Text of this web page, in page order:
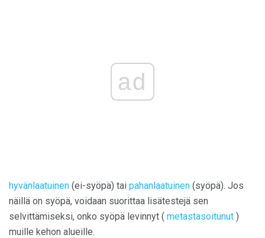
ad
hyvänlaatuinen (ei-syöpä) tai pahanlaatuinen (syöpä). Jos
näillä on syöpä, voidaan suorittaa lisätestejä sen
selvittämiseksi, onko syöpä levinnyt ( metastasoitunut )
muille kehon alueille.